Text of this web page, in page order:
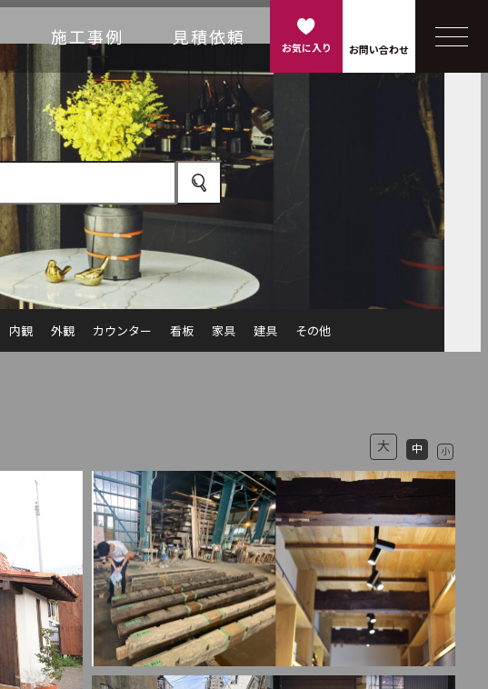
施工事例 見積依頼
お気に入り お問い合わせ
内観 外観 カウンター 看板 家具 建具 その他
大 中 小